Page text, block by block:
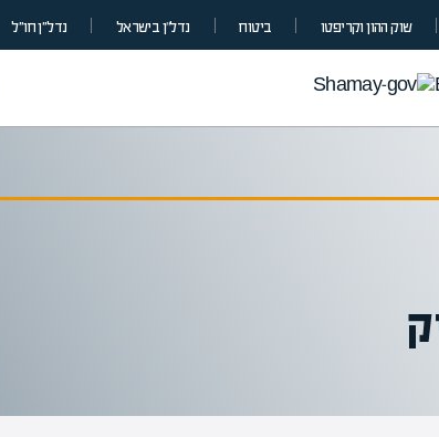
שוק ההון וקריפטו ביטוח נדל”ן בישראל נדל״ן חו״ל